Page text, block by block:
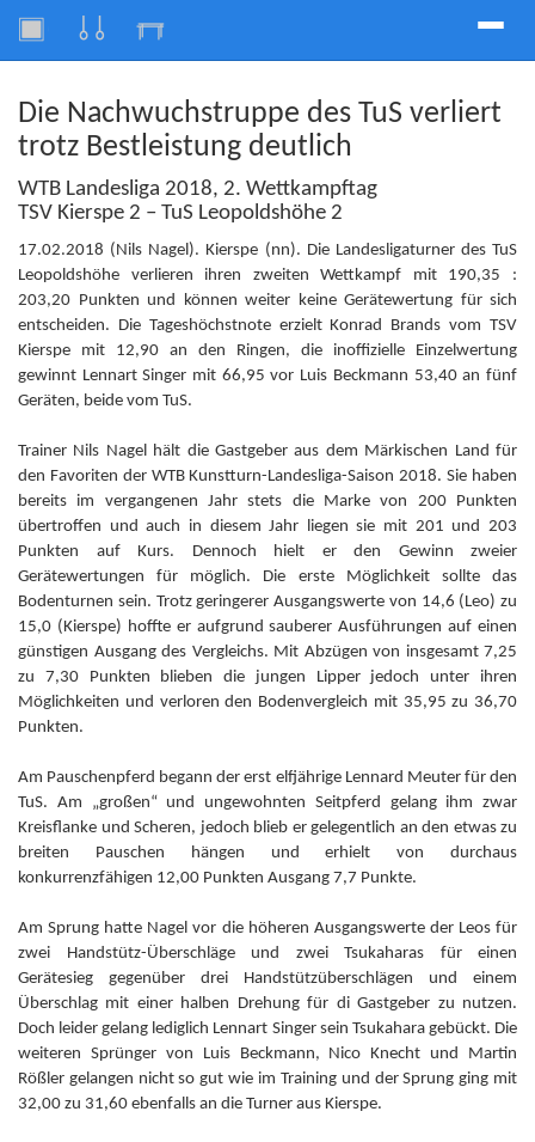
Toggle
Die Nachwuchstruppe des TuS verliert
trotz Bestleistung deutlich
WTB Landesliga 2018, 2. Wettkampftag
TSV Kierspe 2 – TuS Leopoldshöhe 2
17.02.2018 (Nils Nagel). Kierspe (nn). Die Landesligaturner des TuS
Leopoldshöhe verlieren ihren zweiten Wettkampf mit 190,35 :
203,20 Punkten und können weiter keine Gerätewertung für sich
entscheiden. Die Tageshöchstnote erzielt Konrad Brands vom TSV
Kierspe mit 12,90 an den Ringen, die inoffizielle Einzelwertung
gewinnt Lennart Singer mit 66,95 vor Luis Beckmann 53,40 an fünf
Geräten, beide vom TuS.
Trainer Nils Nagel hält die Gastgeber aus dem Märkischen Land für
den Favoriten der WTB Kunstturn-Landesliga-Saison 2018. Sie haben
bereits im vergangenen Jahr stets die Marke von 200 Punkten
übertroffen und auch in diesem Jahr liegen sie mit 201 und 203
Punkten auf Kurs. Dennoch hielt er den Gewinn zweier
Gerätewertungen für möglich. Die erste Möglichkeit sollte das
Bodenturnen sein. Trotz geringerer Ausgangswerte von 14,6 (Leo) zu
15,0 (Kierspe) hoffte er aufgrund sauberer Ausführungen auf einen
günstigen Ausgang des Vergleichs. Mit Abzügen von insgesamt 7,25
zu 7,30 Punkten blieben die jungen Lipper jedoch unter ihren
Möglichkeiten und verloren den Bodenvergleich mit 35,95 zu 36,70
Punkten.
Am Pauschenpferd begann der erst elfjährige Lennard Meuter für den
TuS. Am „großen“ und ungewohnten Seitpferd gelang ihm zwar
Kreisflanke und Scheren, jedoch blieb er gelegentlich an den etwas zu
breiten Pauschen hängen und erhielt von durchaus
konkurrenzfähigen 12,00 Punkten Ausgang 7,7 Punkte.
Am Sprung hatte Nagel vor die höheren Ausgangswerte der Leos für
zwei Handstütz-Überschläge und zwei Tsukaharas für einen
Gerätesieg gegenüber drei Handstützüberschlägen und einem
Überschlag mit einer halben Drehung für di Gastgeber zu nutzen.
Doch leider gelang lediglich Lennart Singer sein Tsukahara gebückt. Die
weiteren Sprünger von Luis Beckmann, Nico Knecht und Martin
Rößler gelangen nicht so gut wie im Training und der Sprung ging mit
32,00 zu 31,60 ebenfalls an die Turner aus Kierspe.